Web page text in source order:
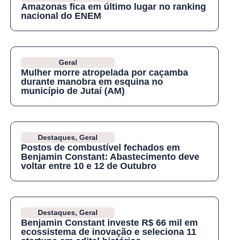
Amazonas fica em último lugar no ranking
nacional do ENEM
Geral
Mulher morre atropelada por caçamba
durante manobra em esquina no
município de Jutaí (AM)
Destaques, Geral
Postos de combustível fechados em
Benjamin Constant: Abastecimento deve
voltar entre 10 e 12 de Outubro
Destaques, Geral
Benjamin Constant investe R$ 66 mil em
ecossistema de inovação e seleciona 11